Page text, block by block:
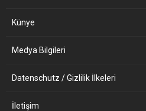
Künye
Medya Bilgileri
Datenschutz / Gizlilik İlkeleri
İletişim